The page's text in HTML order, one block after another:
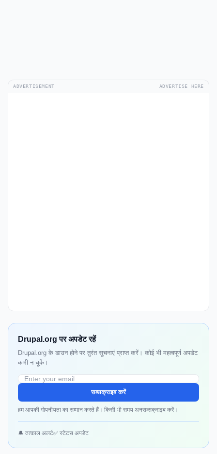
ADVERTISEMENT ADVERTISE HERE
Drupal.org पर अपडेट रहें
Drupal.org के डाउन होने पर तुरंत सूचनाएं प्राप्त करें। कोई भी महत्वपूर्ण अपडेट
कभी न चूकें।
सब्सक्राइब करें
हम आपकी गोपनीयता का सम्मान करते हैं। किसी भी समय अनसब्सक्राइब करें।
🔔 तत्काल अलर्ट✅ स्टेटस अपडेट